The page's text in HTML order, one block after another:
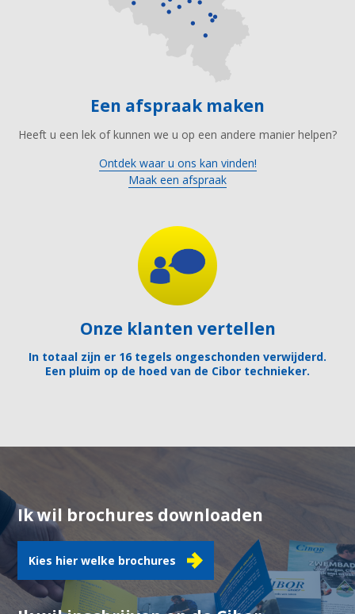
Een afspraak maken
Heeft u een lek of kunnen we u op een andere manier helpen?
Ontdek waar u ons kan vinden!
Maak een afspraak
Onze klanten vertellen
In totaal zijn er 16 tegels ongeschonden verwijderd.
Een pluim op de hoed van de Cibor technieker.
Ik wil brochures downloaden
Kies hier welke brochures